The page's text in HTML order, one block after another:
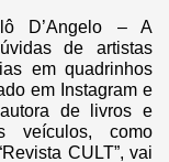
D’Angelo – A
de artistas
em quadrinhos
em Instagram e
de livros e
veículos, como
CULT”, vai